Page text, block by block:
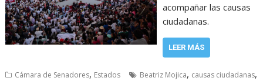
acompañar las causas
ciudadanas.
LEER MÁS
Cámara de Senadores, Estados Beatriz Mojica, causas ciudadanas,